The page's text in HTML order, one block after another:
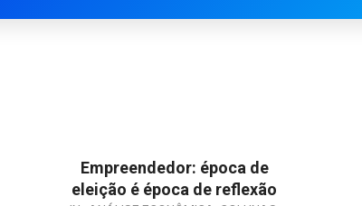
Empreendedor: época de
eleição é época de reflexão